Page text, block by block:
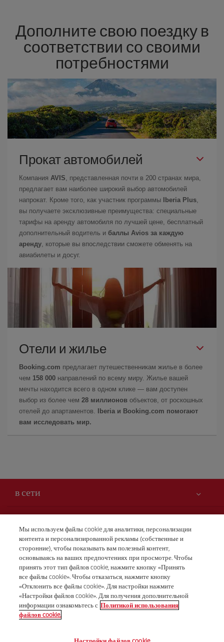
Дополните свою поездку в
соответствии со своими
потребностями
Прокат автомобилей
Компания AVIS, представленная почти в 200 странах мира,
предлагает вам наиболее широкий выбор автомобилей
напрокат. Кроме того, как участник программы
Iberia Plus,
вы получаете эксклюзивные преимущества: специальные
тарифы на аренду автомобиля по лучшей цене, бесплатный
дополнительный водитель и баллы Avios за каждую
аренду, которые вы впоследствии сможете обменять на
авиабилеты и досуг.
Отели и жилье
Booking.com предлагает путешественникам жилье в более
чем 158 000 направлений по всему миру. Жилье вашей
мечты находится всего в одном клике — вам доступен
выбор из более чем 28 миллионов объектов, от роскошных
отелей до апартаментов.
Iberia и Booking.com помогают
вам исследовать мир.
в сети
Безопасность — прежде всего
Заявление о доступности
Обязательства по обслуживанию
Карта Iberia.com
Iberia – это также
новости и новинки
Группа Iberia
Акционеры и инвесторы
Наши альянсы
Наши условия
Правовая информация
Условия перевозки
Бронирования
+7 (8) 495 258 84 10
Мы используем файлы cookie для аналитики, персонализации
контента и персонализированной рекламы (собственные и
сторонние), чтобы показывать вам полезный контент,
основываясь на ваших предпочтениях при просмотре. Чтобы
принять этот тип файлов cookie, нажмите кнопку «Принять
все файлы cookie». Чтобы отказаться, нажмите кнопку
«Отклонить все файлы cookie». Для настройки нажмите
«Настройки файлов cookie». Для получения дополнительной
информации ознакомьтесь с Политикой использования
файлов cookie.